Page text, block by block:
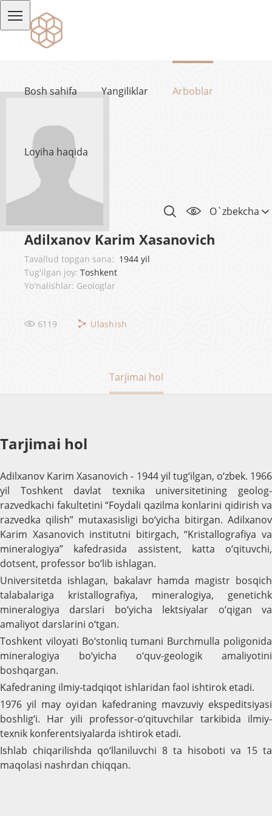
Bosh sahifa Yangiliklar Arboblar
Loyiha haqida
O`zbekcha
Adilxanov Karim Xasanovich
Tavallud topgan sana: 1944 yil
Tug'ilgan joy: Toshkent
Yo'nalishlar: Geologlar
6119 Ulashish
Tarjimai hol
Tarjimai hol
Adilxanov Karim Xasanovich - 1944 yil tug‘ilgan, o‘zbek. 1966
yil Toshkent davlat texnika universitetining geolog-
razvedkachi fakultetini “Foydali qazilma konlarini qidirish va
razvedka qilish” mutaxasisligi bo‘yicha bitirgan. Adilxanov
Karim Xasanovich institutni bitirgach, “Kristallografiya va
mineralogiya” kafedrasida assistent, katta o‘qituvchi,
dotsent, professor bo‘lib ishlagan.
Universitetda ishlagan, bakalavr hamda magistr bosqich
talabalariga kristallografiya, mineralogiya, genetichk
mineralogiya darslari bo‘yicha lektsiyalar o‘qigan va
amaliyot darslarini o‘tgan.
Toshkent viloyati Bo‘stonliq tumani Burchmulla poligonida
mineralogiya bo‘yicha o‘quv-geologik amaliyotini
boshqargan.
Kafedraning ilmiy-tadqiqot ishlaridan faol ishtirok etadi.
1976 yil may oyidan kafedraning mavzuviy ekspeditsiyasi
boshlig‘i. Har yili professor-o‘qituvchilar tarkibida ilmiy-
texnik konferentsiyalarda ishtirok etadi.
Ishlab chiqarilishda qo‘llaniluvchi 8 ta hisoboti va 15 ta
maqolasi nashrdan chiqqan.